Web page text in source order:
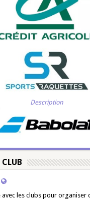
Description
les clubs pour organiser